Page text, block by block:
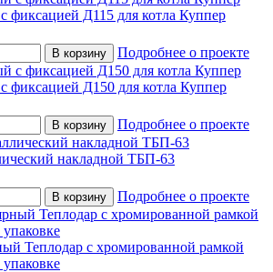
Д115 для котла Куппер
В корзину Подробнее о проекте
фиксацией Д150 для котла Куппер
В корзину Подробнее о проекте
накладной ТБП-63
В корзину Подробнее о проекте
Теплодар с хромированной рамкой